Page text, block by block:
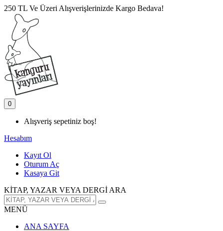
250 TL Ve Üzeri Alışverişlerinizde Kargo Bedava!
0
Alışveriş sepetiniz boş!
Hesabım
Kayıt Ol
Oturum Aç
Kasaya Git
KİTAP, YAZAR VEYA DERGİ ARA
MENÜ
ANA SAYFA